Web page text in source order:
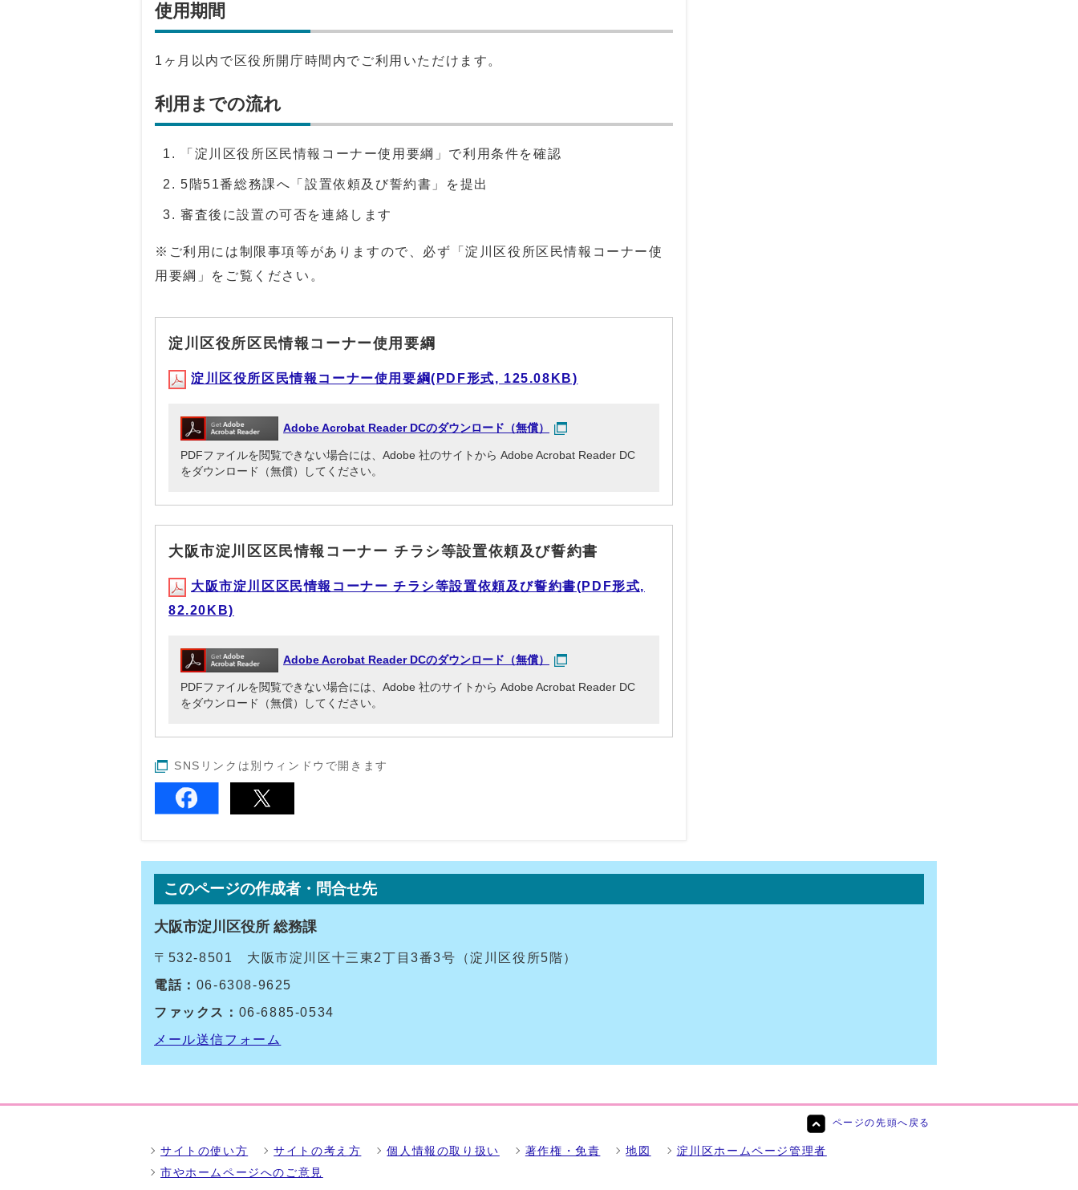
使用期間
1ヶ月以内で区役所開庁時間内でご利用いただけます。
利用までの流れ
「淀川区役所区民情報コーナー使用要綱」で利用条件を確認
5階51番総務課へ「設置依頼及び誓約書」を提出
審査後に設置の可否を連絡します
※ご利用には制限事項等がありますので、必ず「淀川区役所区民情報コーナー使
用要綱」をご覧ください。
淀川区役所区民情報コーナー使用要綱
淀川区役所区民情報コーナー使用要綱(PDF形式, 125.08KB)
Adobe Acrobat Reader DCのダウンロード（無償）
PDFファイルを閲覧できない場合には、Adobe 社のサイトから Adobe Acrobat Reader DC
をダウンロード（無償）してください。
大阪市淀川区区民情報コーナー チラシ等設置依頼及び誓約書
大阪市淀川区区民情報コーナー チラシ等設置依頼及び誓約書(PDF形式,
82.20KB)
Adobe Acrobat Reader DCのダウンロード（無償）
PDFファイルを閲覧できない場合には、Adobe 社のサイトから Adobe Acrobat Reader DC
をダウンロード（無償）してください。
SNSリンクは別ウィンドウで開きます
このページの作成者・問合せ先
大阪市淀川区役所 総務課
〒532-8501 大阪市淀川区十三東2丁目3番3号（淀川区役所5階）
電話： 06-6308-9625
ファックス： 06-6885-0534
メール送信フォーム
ページの先頭へ戻る
サイトの使い方 サイトの考え方 個人情報の取り扱い 著作権・免責 地図
淀川区ホームページ管理者
市やホームページへのご意見